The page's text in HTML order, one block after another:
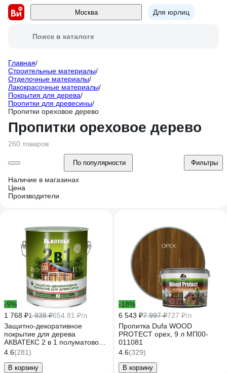
Москва Для юрлиц
Поиск в каталоге
Главная/
Строительные материалы/
Отделочные материалы/
Лакокрасочные материалы/
Покрытия для дерева/
Пропитки для древесины/
Пропитки ореховое дерево
Пропитки ореховое дерево
260 товаров
По популярности Фильтры
Наличие в магазинах
Цена
Производители
-9%
1 768 ₽1 938 ₽654.81 ₽/л
Защитно-декоративное
покрытие для дерева
АКВАТЕКС 2 в 1 полуматовое,
орех, 2.7 л 257216
4.6(281)
В корзину
-18%
6 543 ₽7 997 ₽727 ₽/л
Пропитка Dufa WOOD
PROTECT орех, 9 л МП00-
011081
4.6(329)
В корзину